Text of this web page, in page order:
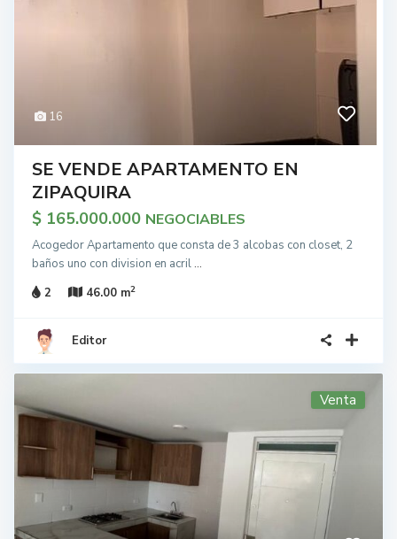
16
SE VENDE APARTAMENTO EN
ZIPAQUIRA
$ 165.000.000 NEGOCIABLES
Acogedor Apartamento que consta de 3 alcobas con closet, 2
baños uno con division en acril...
2
46.00 m2
Editor
Venta